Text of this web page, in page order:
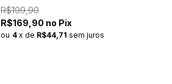
R$199,90
R$169,90 no Pix
ou 4 x de R$44,71 sem juros